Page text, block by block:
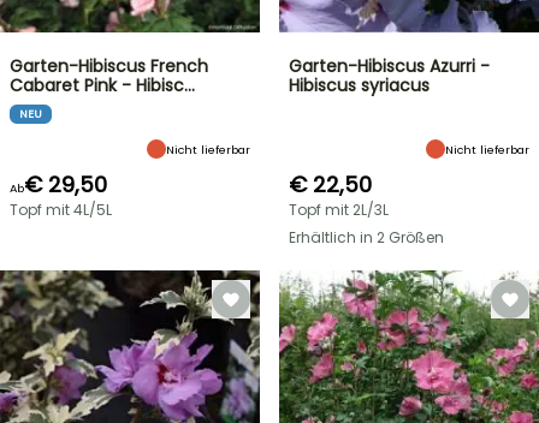
Garten-Hibiscus French
Cabaret Pink - Hibisc…
NEU
Nicht lieferbar
Ab€ 29,50
Topf mit 4L/5L
Garten-Hibiscus Azurri -
Hibiscus syriacus
Nicht lieferbar
€ 22,50
Topf mit 2L/3L
Erhältlich in 2 Größen